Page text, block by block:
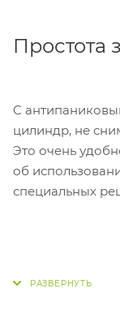
Простота
C
цилиндр, не
Это очень
об
специальных